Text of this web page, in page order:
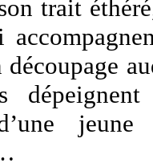
trait
découpage